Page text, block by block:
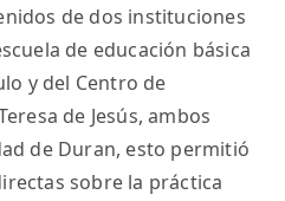
de dos instituciones
de educación básica
y del Centro de
de Jesús, ambos
de Duran, esto permitió
sobre la práctica